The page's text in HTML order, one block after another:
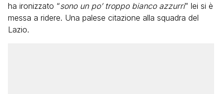
ha ironizzato “sono un po’ troppo bianco azzurri” lei si è
messa a ridere. Una palese citazione alla squadra del
Lazio.